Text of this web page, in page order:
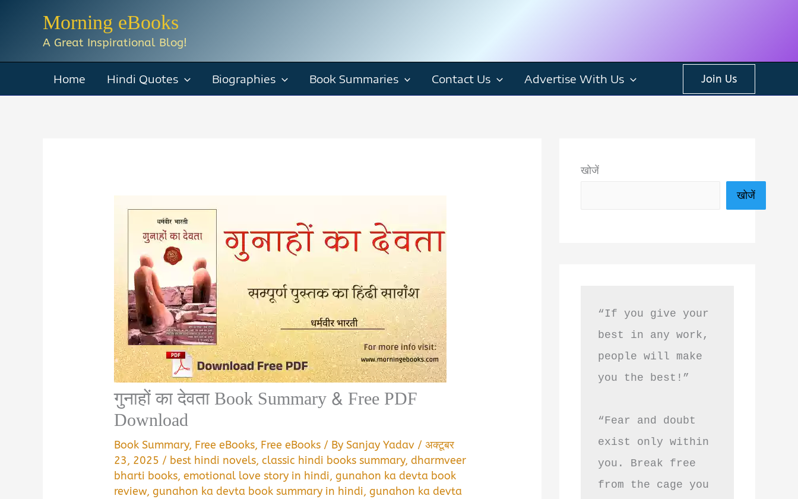
Morning eBooks
A Great Inspirational Blog!
Home Hindi Quotes Biographies Book Summaries Contact Us Advertise With Us Join Us
गुनाहों का देवता Book Summary & Free PDF
Download
Book Summary, Free eBooks, Free eBooks / BySanjay Yadav /अक्टूबर
23, 2025 / best hindi novels,classic hindi books summary,dharmveer
bharti books,emotional love story in hindi,gunahon ka devta book
review,gunahon ka devta book summary in hindi,gunahon ka devta
खोजें
खोजें
“If you give your
best in any work,
people will make
you the best!”
“Fear and doubt
exist only within
you. Break free
from the cage you